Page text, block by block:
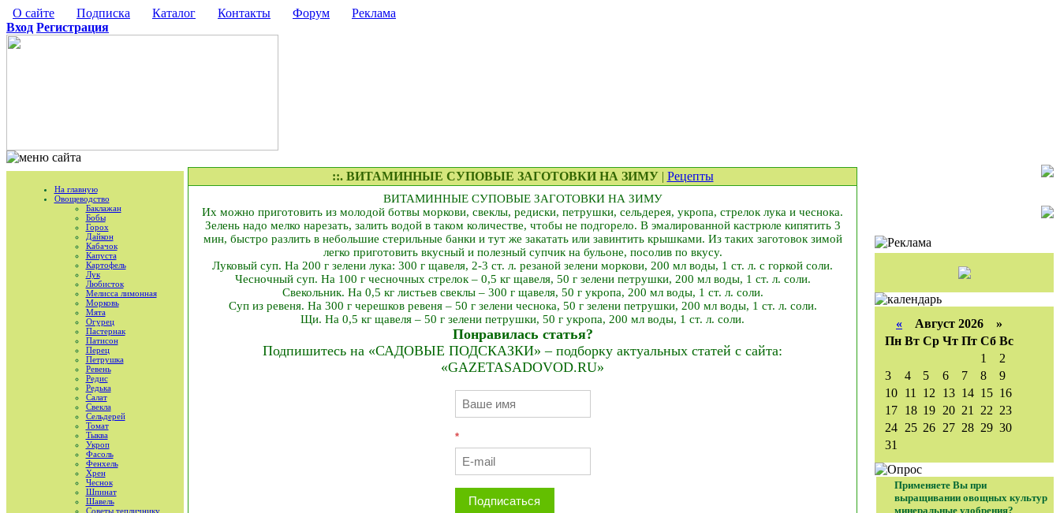
О сайте Подписка Каталог Контакты Форум
Реклама
Вход Регистрация
На главную
Овощеводство
Баклажан
Бобы
Горох
Дайкон
Кабачок
Капуста
Картофель
Лук
Любисток
Мелисса лимонная
Морковь
Мята
Огурец
Пастернак
Патисон
Перец
Петрушка
Ревень
Редис
Редька
Салат
Свекла
Сельдерей
Томат
Тыква
Укроп
Фасоль
Фенхель
Хрен
Чеснок
Шпинат
Шавель
Советы тепличнику
::. ВИТАМИННЫЕ СУПОВЫЕ ЗАГОТОВКИ НА ЗИМУ| Рецепты
ВИТАМИННЫЕ СУПОВЫЕ ЗАГОТОВКИ НА ЗИМУ
Их можно приготовить из молодой ботвы моркови, свеклы, редиски, петрушки, сельдерея, укропа, стрелок лука и чеснока.
Зелень надо мелко нарезать, залить водой в таком количестве, чтобы не подгорело. В эмалированной кастрюле кипятить 3
мин, быстро разлить в небольшие стерильные банки и тут же закатать или завинтить крышками. Из таких заготовок зимой
легко приготовить вкусный и полезный супчик на бульоне, посолив по вкусу.
Луковый суп. На 200 г зелени лука: 300 г щавеля, 2-3 ст. л. резаной зелени моркови, 200 мл воды, 1 ст. л. с горкой соли.
Чесночный суп. На 100 г чесночных стрелок – 0,5 кг щавеля, 50 г зелени петрушки, 200 мл воды, 1 ст. л. соли.
Свекольник. На 0,5 кг листьев свеклы – 300 г щавеля, 50 г укропа, 200 мл воды, 1 ст. л. соли.
Суп из ревеня. На 300 г черешков ревеня – 50 г зелени чеснока, 50 г зелени петрушки, 200 мл воды, 1 ст. л. соли.
Щи. На 0,5 кг щавеля – 50 г зелени петрушки, 50 г укропа, 200 мл воды, 1 ст. л. соли.
Понравилась статья?
Подпишитесь на «САДОВЫЕ ПОДСКАЗКИ» – подборку актуальных статей с сайта:
«GAZETASADOVOD.RU»
*
Подписаться
« Август 2026 »
Пн Вт Ср Чт Пт Сб Вс
1
2
3
4 5 6 7 8
9
10 11 12 13 14 15 16
17 18 19 20 21 22 23
24 25 26 27 28 29 30
31
Применяете Вы при
выращивании овощных культур
минеральные удобрения?